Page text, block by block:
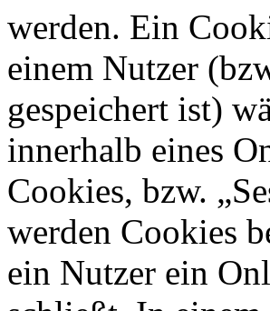
werden. Ein
einem Nutzer
gespeichert ist)
innerhalb eines
Cookies, bzw.
werden Cookies
ein Nutzer ein